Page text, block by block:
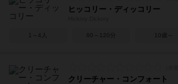
ヒッコリー・ディッコリー
1～4人 60～120分 10歳～
クリーチャー・コンフォート